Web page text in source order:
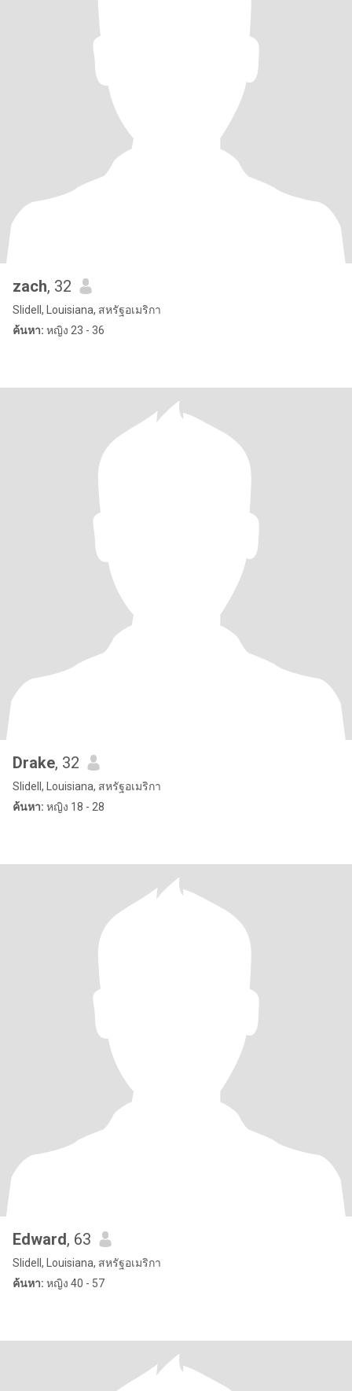
zach, 32
Slidell, Louisiana, สหรัฐอเมริกา
ค้นหา: หญิง 23 - 36
Drake, 32
Slidell, Louisiana, สหรัฐอเมริกา
ค้นหา: หญิง 18 - 28
Edward, 63
Slidell, Louisiana, สหรัฐอเมริกา
ค้นหา: หญิง 40 - 57